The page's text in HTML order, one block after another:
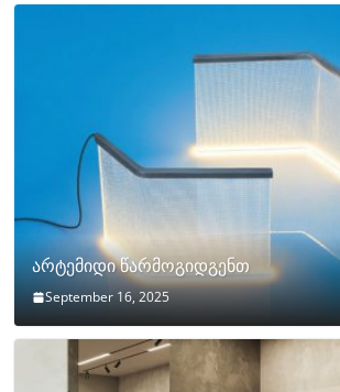
არტემიდი წარმოგიდგენთ
September 16, 2025